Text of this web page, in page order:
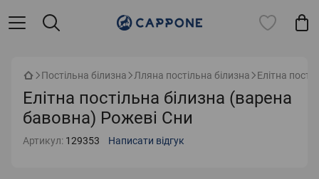
Постільна білизна Лляна постільна білизна Елітна
Елітна постільна білизна (варена
бавовна) Рожеві Сни
Артикул: 129353 Написати відгук